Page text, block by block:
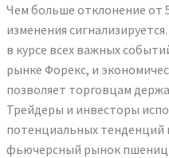
Чем больше отклонение от
изменения
в курсе всех важных
рынке Форекс, и
позволяет торговцам
Трейдеры и инвесторы
потенциальных тенденций
фьючерсный рынок